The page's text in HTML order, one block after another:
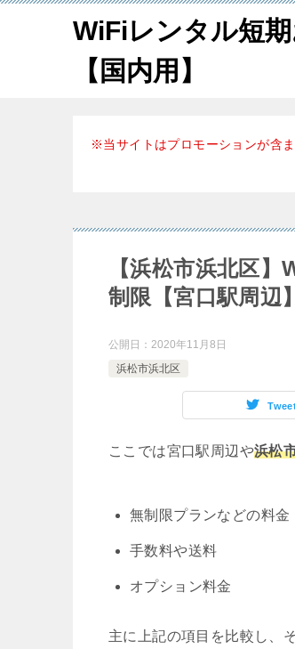
WiFiレンタル短
【国内用】
※当サイトはプロモーションが含
【浜松市浜北区
制限【宮口駅周辺】
公開日： 2020年11月8日
浜松市浜北区
ここでは宮口駅周辺や浜松
無制限プランなどの料金
手数料や送料
オプション料金
主に上記の項目を比較し、